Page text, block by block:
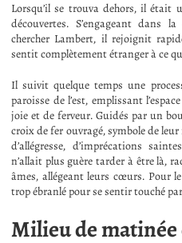
Lorsqu’il se trouva dehors, il était
découvertes. S’engageant dans
chercher Lambert, il rejoignit
sentit complètement étranger à ce
Il suivit quelque temps une
paroisse de l’est, emplissant
joie et de ferveur. Guidés par un
croix de fer ouvragé, symbole de
d’allégresse, d’imprécations
n’allait plus guère tarder à être là,
âmes, allégeant leurs cœurs. Pour
trop ébranlé pour se sentir touché
Milieu de matinée